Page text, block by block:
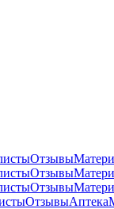
Отзывы
Отзывы
Отзывы
ОтзывыАптека